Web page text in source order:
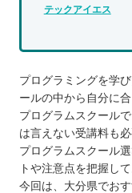
テックアイエス
プログラミングを学
ールの中から自分に
プログラムスクール
は言えない受講料も必
プログラムスクール
トや注意点を把握し
今回は、大分県でお